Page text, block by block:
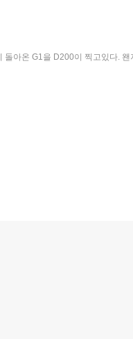
아온 G1을 D200이 찍고있다. 왠